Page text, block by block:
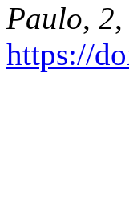
Paulo, 2
https://